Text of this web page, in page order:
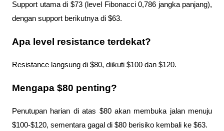
Support utama di $73 (level Fibonacci 0,786 jangka panjang),
dengan support berikutnya di $63.
Apa level resistance terdekat?
Resistance langsung di $80, diikuti $100 dan $120.
Mengapa $80 penting?
Penutupan harian di atas $80 akan membuka jalan menuju
$100-$120, sementara gagal di $80 berisiko kembali ke $63.